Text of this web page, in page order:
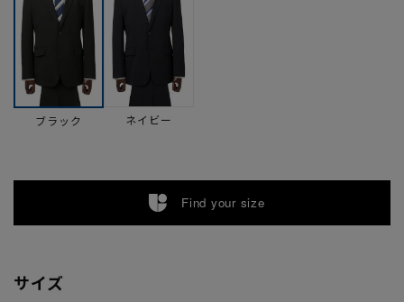
ブラック ネイビー
Find your size
サイズ